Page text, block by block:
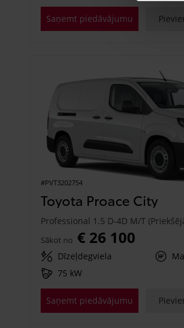
Saņemt piedāvājumu
#PVT3202754
Toyota Proace City
Professional 1.5 D-4D M/T
Sākot no € 26 100
Dīzeļdegviela
75 kW
Saņemt piedāvājumu